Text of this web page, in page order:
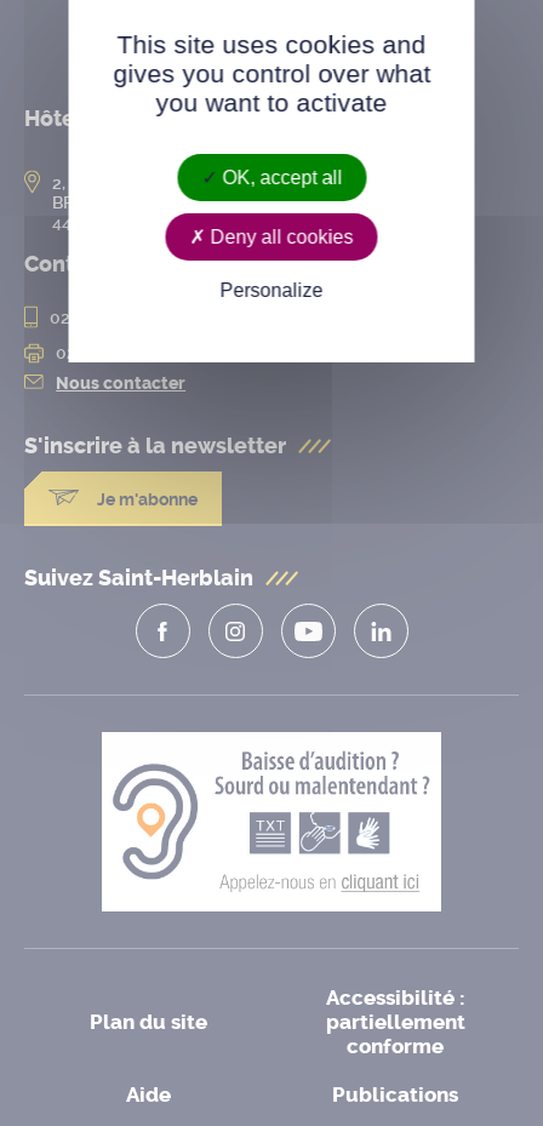
Hôtel de ville
2, rue de l’Hôtel-de-Ville
BP 50167
44802 Saint-Herblain cedex
Contact
02 28 25 20 00
02 28 25 20 10
Nous contacter
S'inscrire à la newsletter
Je m'abonne
Suivez Saint-Herblain
Plan du site
Accessibilité :
partiellement
conforme
Aide
Publications
This site uses cookies and
gives you control over what
you want to activate
OK, accept all
Deny all cookies
Personalize